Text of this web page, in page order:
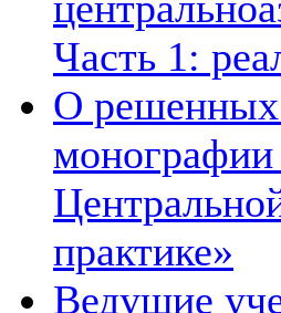
Часть 1:
О решенных
монографии
практике»
Ведущие